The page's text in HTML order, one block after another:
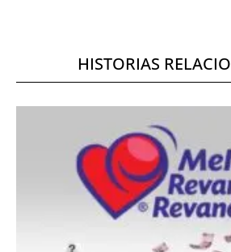
HISTORIAS